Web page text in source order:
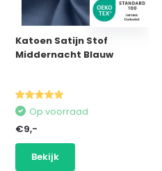
Katoen Satijn Stof
Middernacht Blauw
Op voorraad
€9,-
Bekijk